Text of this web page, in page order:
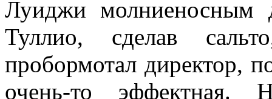
Луиджи молниеносным
Туллио, сделав
пробормотал директор,
очень-то